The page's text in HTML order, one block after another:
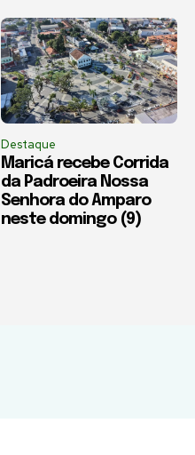
Destaque
Maricá recebe Corrida
da Padroeira Nossa
Senhora do Amparo
neste domingo (9)